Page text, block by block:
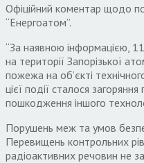
Офіційний коментар щодо
“Енергоатом”.
“За наявною інформацією,
на території Запорізької
пожежа на обʼєкті
цієї події сталося
пошкодження іншого
Порушень меж та умов
Перевищень контрольних
радіоактивних речовин не